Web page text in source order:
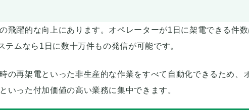
飛躍的な向上にあります。オペレーターが1日に架電できる件数
ムなら1日に数十万件もの発信が可能です。
の再架電といった非生産的な作業をすべて自動化できるため、
いった付加価値の高い業務に集中できます。